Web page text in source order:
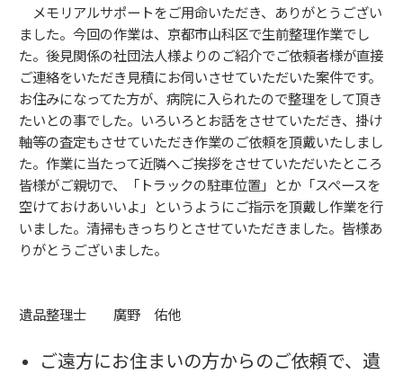
メモリアルサポートをご用命いただき、ありがとうござい
ました。今回の作業は、京都市山科区で生前整理作業でし
た。後見関係の社団法人様よりのご紹介でご依頼者様が直接
ご連絡をいただき見積にお伺いさせていただいた案件です。
お住みになってた方が、病院に入られたので整理をして頂き
たいとの事でした。いろいろとお話をさせていただき、掛け
軸等の査定もさせていただき作業のご依頼を頂戴いたしまし
た。作業に当たって近隣へご挨拶をさせていただいたところ
皆様がご親切で、「トラックの駐車位置」とか「スペースを
空けておけあいいよ」というようにご指示を頂戴し作業を行
いました。清掃もきっちりとさせていただきました。皆様あ
りがとうございました。
遺品整理士 廣野 佑他
ご遠方にお住まいの方からのご依頼で、遺